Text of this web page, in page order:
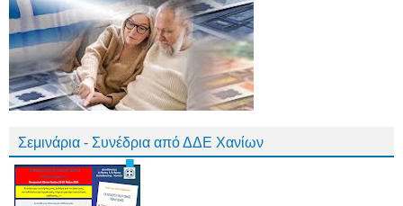
Σεμινάρια - Συνέδρια από ΔΔΕ Χανίων